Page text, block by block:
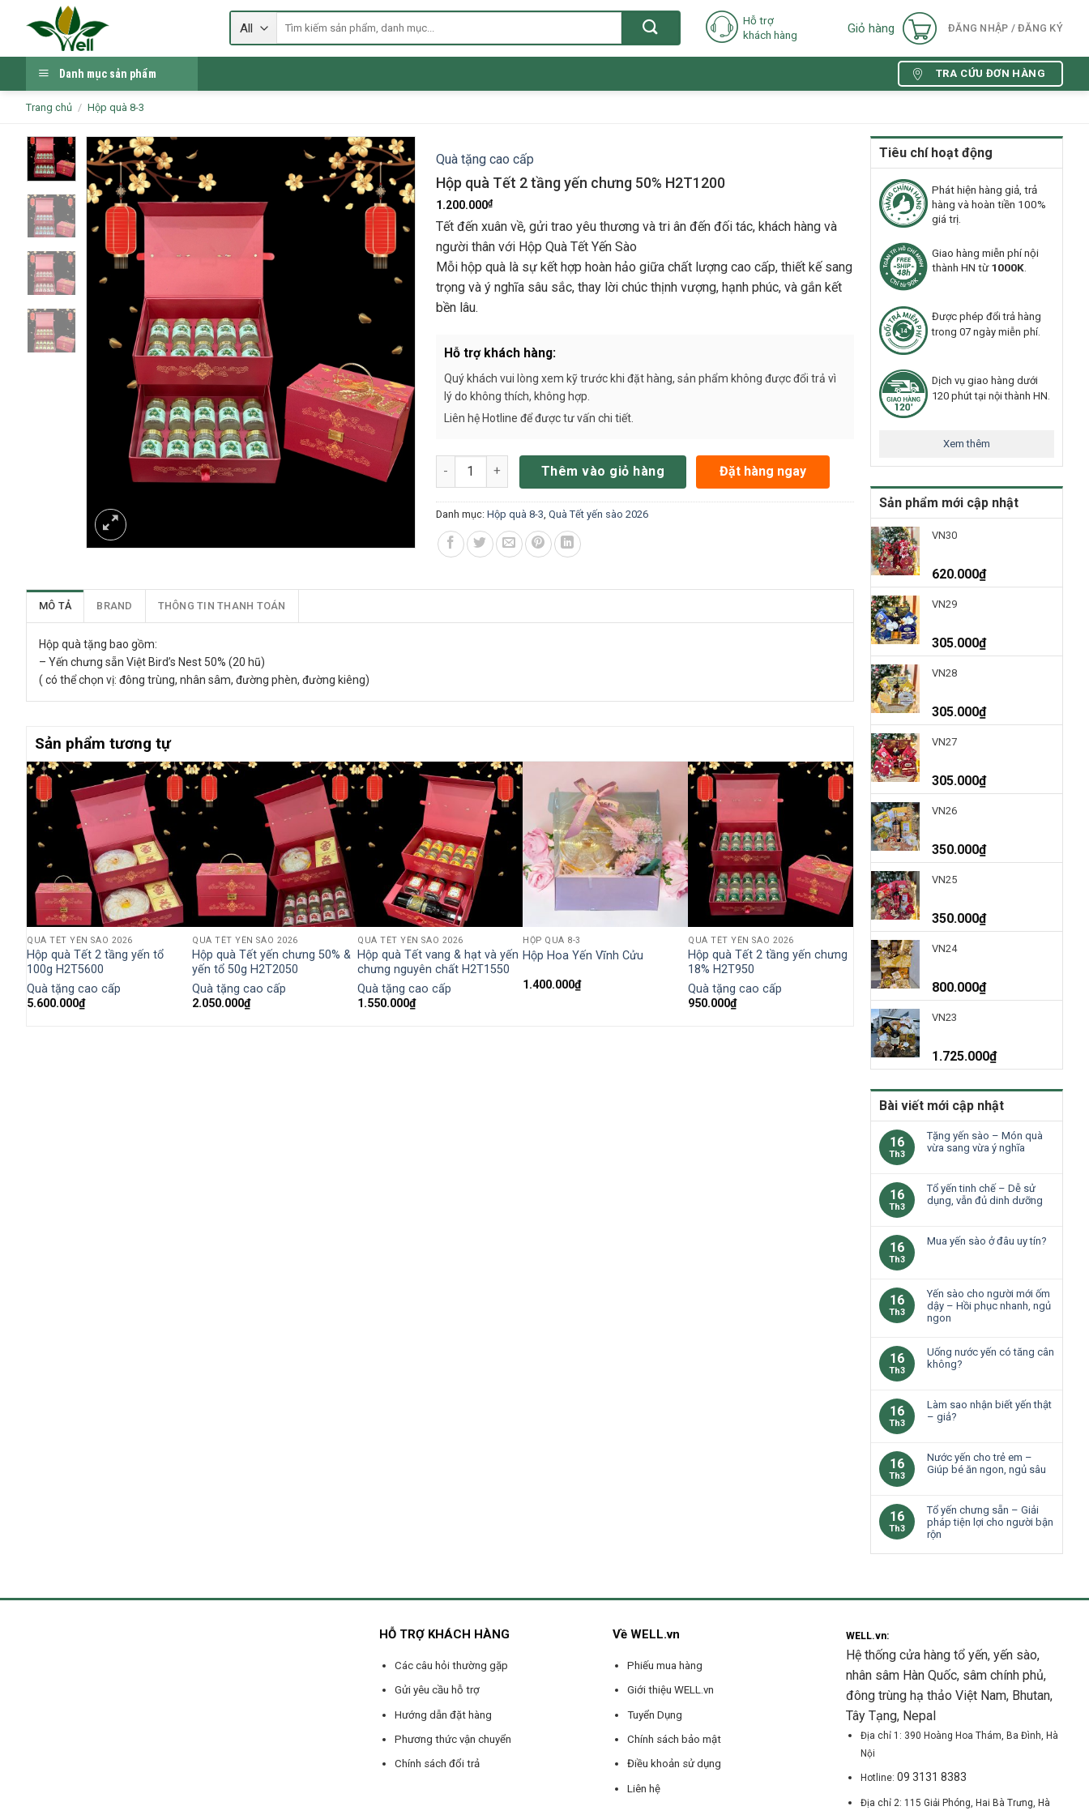
Tìm
Hỗ trợ
khách hàng
Giỏ hàng ĐĂNG NHẬP / ĐĂNG KÝ
Danh mục sản phẩm TRA CỨU ĐƠN HÀNG
Trang chủ / Hộp quà 8-3
Tiêu chí hoạt động
Phát hiện hàng giả, trả
hàng và hoàn tiền 100%
giá trị.
Giao hàng miễn phí nội
thành HN từ1000K
Được phép đổi trả hàng
trong 07 ngày miễn phí.
Dịch vụ giao hàng dưới
120 phút tại nội thành HN.
Xem thêm
Sản phẩm mới cập nhật
VN30
620.000₫
VN29
305.000₫
VN28
305.000₫
VN27
305.000₫
VN26
350.000₫
VN25
350.000₫
VN24
800.000₫
VN23
1.725.000₫
Bài viết mới cập nhật
16
Th3
Tặng yến sào – Món quà
vừa sang vừa ý nghĩa
16
Th3
Tổ yến tinh chế – Dễ sử
dụng, vẫn đủ dinh dưỡng
16
Th3
Mua yến sào ở đâu uy tín?
16
Th3
Yến sào cho người mới ốm
dậy – Hồi phục nhanh, ngủ
ngon
16
Th3
Uống nước yến có tăng cân
không?
16
Th3
Làm sao nhận biết yến thật
– giả?
16
Th3
Nước yến cho trẻ em –
Giúp bé ăn ngon, ngủ sâu
16
Th3
Tổ yến chưng sẵn – Giải
pháp tiện lợi cho người bận
rộn
Quà tặng cao cấp
Hộp quà Tết 2 tầng yến chưng 50% H2T1200
1.200.000₫
Tết đến xuân về, gửi trao yêu thương và tri ân đến đối tác, khách hàng và
người thân với Hộp Quà Tết Yến Sào
Mỗi hộp quà là sự kết hợp hoàn hảo giữa chất lượng cao cấp, thiết kế sang
trọng và ý nghĩa sâu sắc, thay lời chúc thịnh vượng, hạnh phúc, và gắn kết
bền lâu.
Hỗ trợ khách hàng:
Quý khách vui lòng xem kỹ trước khi đặt hàng, sản phẩm không được đổi trả vì
lý do không thích, không hợp.
Liên hệ Hotline để được tư vấn chi tiết.
Hộp quà Tết 2 tầng yến chưng 50% H2T1200 số lượng
Thêm vào giỏ hàng Đặt hàng ngay
Danh mục: Hộp quà 8-3 Quà Tết yến sào 2026
MÔ TẢ BRAND THÔNG TIN THANH TOÁN
Hộp quà tặng bao gồm:
– Yến chưng sẵn Việt Bird’s Nest 50% (20 hũ)
( có thể chọn vị: đông trùng, nhân sâm, đường phèn, đường kiêng)
Sản phẩm tương tự
QUÀ TẾT YẾN SÀO 2026
Hộp quà Tết 2 tầng yến tổ
100g H2T5600
Quà tặng cao cấp
5.600.000₫
QUÀ TẾT YẾN SÀO 2026
Hộp quà Tết yến chưng 50% &
yến tổ 50g H2T2050
Quà tặng cao cấp
2.050.000₫
QUÀ TẾT YẾN SÀO 2026
Hộp quà Tết vang & hạt và yến
chưng nguyên chất H2T1550
Quà tặng cao cấp
1.550.000₫
HỘP QUÀ 8-3
Hộp Hoa Yến Vĩnh Cửu
1.400.000₫
QUÀ TẾT YẾN SÀO 2026
Hộp quà Tết 2 tầng yến chưng
18% H2T950
Quà tặng cao cấp
950.000₫
HỖ TRỢ KHÁCH HÀNG
Các câu hỏi thường gặp
Gửi yêu cầu hỗ trợ
Hướng dẫn đặt hàng
Phương thức vận chuyển
Chính sách đổi trả
Về WELL.vn
Phiếu mua hàng
Giới thiệu WELL.vn
Tuyển Dụng
Chính sách bảo mật
Điều khoản sử dụng
Liên hệ
WELL.vn:
Hệ thống cửa hàng tổ yến, yến sào,
nhân sâm Hàn Quốc, sâm chính phủ,
đông trùng hạ thảo Việt Nam, Bhutan,
Tây Tạng, Nepal
Địa chỉ 1: 390 Hoàng Hoa Thám, Ba Đình, Hà
Nội
Hotline:09 3131 8383
Địa chỉ 2: 115 Giải Phóng, Hai Bà Trưng, Hà